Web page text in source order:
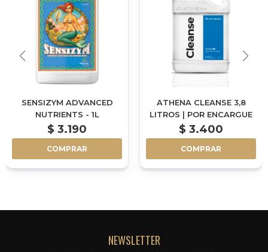
SENSIZYM ADVANCED
NUTRIENTS - 1L
$ 3.190
COMPRAR
ATHENA CLEANSE 3,8
LITROS | POR ENCARGUE
$ 3.400
COMPRAR
NEWSLETTER